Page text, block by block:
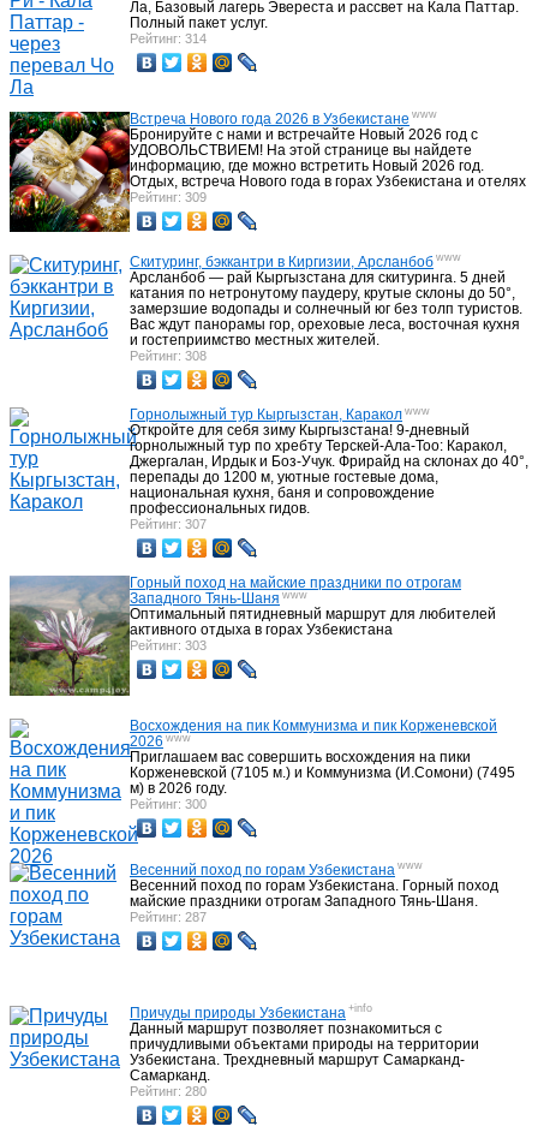
Ла, Базовый лагерь Эвереста и рассвет на Кала Паттар.
Полный пакет услуг.
Рейтинг: 314
Встреча Нового года 2026 в Узбекистане www
Бронируйте с нами и встречайте Новый 2026 год с
УДОВОЛЬСТВИЕМ! На этой странице вы найдете
информацию, где можно встретить Новый 2026 год.
Отдых, встреча Нового года в горах Узбекистана и отелях
Рейтинг: 309
Скитуринг, бэккантри в Киргизии, Арсланбоб www
Арсланбоб — рай Кыргызстана для скитуринга. 5 дней
катания по нетронутому паудеру, крутые склоны до 50°,
замерзшие водопады и солнечный юг без толп туристов.
Вас ждут панорамы гор, ореховые леса, восточная кухня
и гостеприимство местных жителей.
Рейтинг: 308
Горнолыжный тур Кыргызстан, Каракол www
Откройте для себя зиму Кыргызстана! 9-дневный
горнолыжный тур по хребту Терскей-Ала-Тоо: Каракол,
Джергалан, Ирдык и Боз-Учук. Фрирайд на склонах до 40°,
перепады до 1200 м, уютные гостевые дома,
национальная кухня, баня и сопровождение
профессиональных гидов.
Рейтинг: 307
Горный поход на майские праздники по отрогам
Западного Тянь-Шаня www
Оптимальный пятидневный маршрут для любителей
активного отдыха в горах Узбекистана
Рейтинг: 303
Восхождения на пик Коммунизма и пик Корженевской
2026 www
Приглашаем вас совершить восхождения на пики
Корженевской (7105 м.) и Коммунизма (И.Сомони) (7495
м) в 2026 году.
Рейтинг: 300
Весенний поход по горам Узбекистана www
Весенний поход по горам Узбекистана. Горный поход
майские праздники отрогам Западного Тянь-Шаня.
Рейтинг: 287
Причуды природы Узбекистана +info
Данный маршрут позволяет познакомиться с
причудливыми объектами природы на территории
Узбекистана. Трехдневный маршрут Самарканд-
Самарканд.
Рейтинг: 280